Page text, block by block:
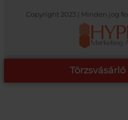
Copyright 2023 | Minden jog